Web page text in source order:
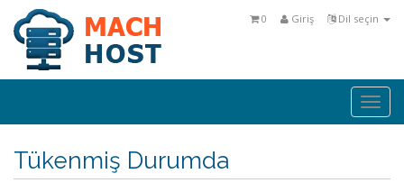
Dil seçin
Giriş
0
Tükenmiş Durumda